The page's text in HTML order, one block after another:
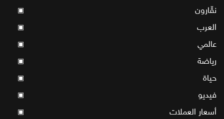
نقّارون ▣
العرب ▣
عالمي ▣
رياضة ▣
حياة ▣
فيديو ▣
أسعار العملات ▣